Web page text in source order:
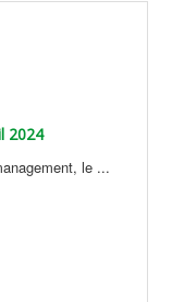
2024
le ...